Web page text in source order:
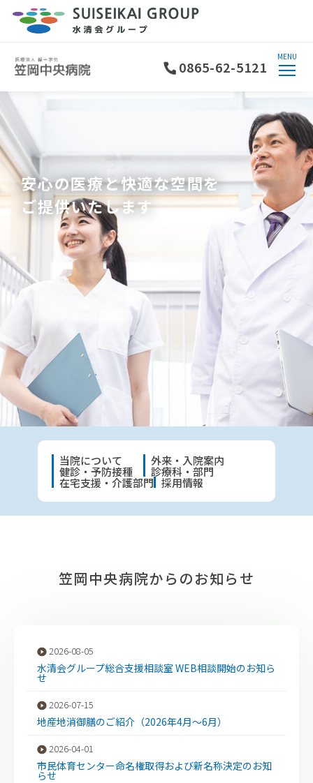
0865-62-5121
MENU
安心の医療と快適な空間を
ご提供いたします
当院について 外来・入院案内
健診・予防接種 診療科・部門
在宅支援・介護部門 採用情報
笠岡中央病院からのお知らせ
2026-08-05
水清会グループ総合支援相談室 WEB相談開始のお知ら
せ
2026-07-15
地産地消御膳のご紹介（2026年4月～6月）
2026-04-01
市民体育センター命名権取得および新名称決定のお知
らせ